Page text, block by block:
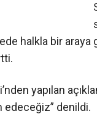
halkla bir
yapılan
edeceğiz” denildi.